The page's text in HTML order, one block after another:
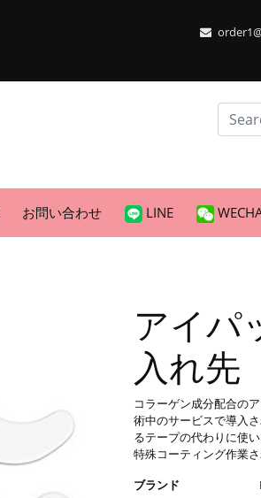
お問い合わせ LINE
アイパ
入れ
コラーゲン成分配合の
術中のサービスで導入
るテープの代わりに使
特殊コーティング作業
ブランド